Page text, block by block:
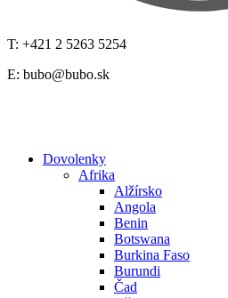
T: +421 2 5263 5254
E: bubo@bubo.sk
Dovolenky
Afrika
Alžírsko
Angola
Benin
Botswana
Burkina Faso
Burundi
Čad